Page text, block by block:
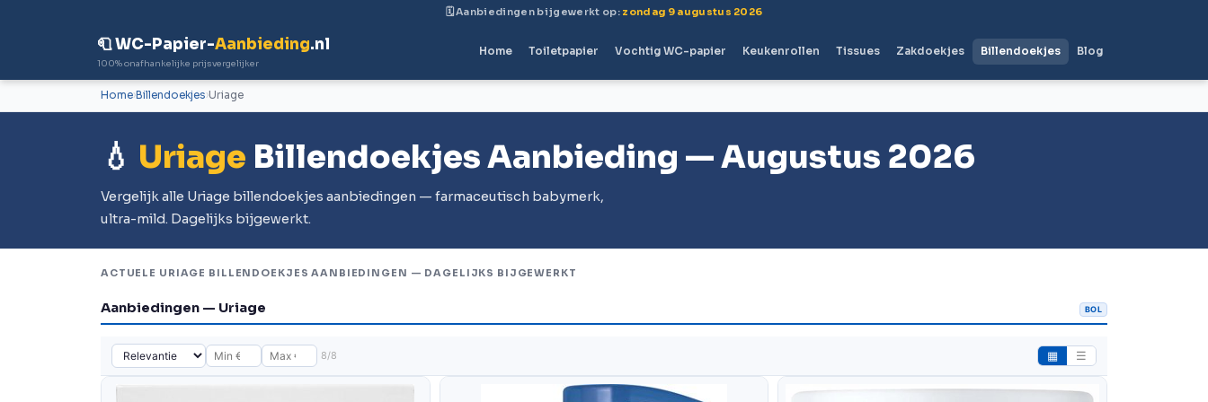
🗓 Aanbiedingen bijgewerkt op: zondag 9 augustus 2026
🧻 WC-Papier-Aanbieding.nl
100% onafhankelijke prijsvergelijker
Home Toiletpapier Vochtig WC-papier Keukenrollen Tissues Zakdoekjes Billendoekjes Blog
Home Billendoekjes Uriage
💧 Uriage Billendoekjes Aanbieding — Augustus 2026
Vergelijk alle Uriage billendoekjes aanbiedingen — farmaceutisch babymerk,
ultra-mild. Dagelijks bijgewerkt.
ACTUELE URIAGE BILLENDOEKJES AANBIEDINGEN — DAGELIJKS BIJGEWERKT
Aanbiedingen — Uriage BOL
8/8 ▦ ☰